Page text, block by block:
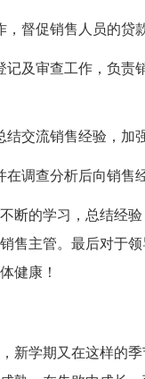
促销售人员的贷款
审查工作，负责
流销售经验，加强
调查分析后向销售经
的学习，总结经验
售主管。最后对于
健康！
学期又在这样的季